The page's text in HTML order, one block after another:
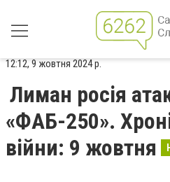
12:12, 9 жовтня 2024 р.
Лиман росія
«ФАБ-250».
війни: 9 жовтня